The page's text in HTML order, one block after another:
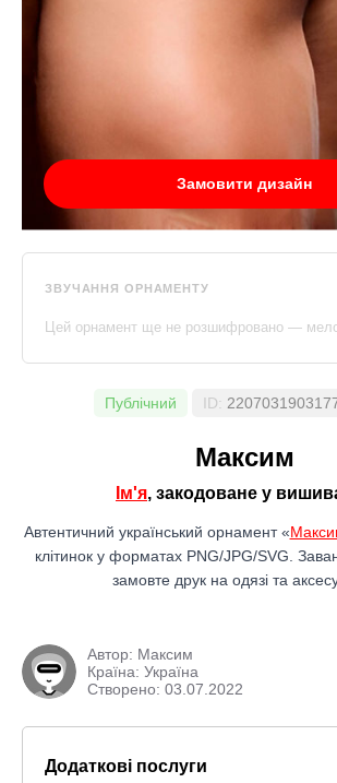
Замовити дизайн
ЗВУЧАННЯ ОРНАМЕНТУ
Цей орнамент ще не розшифровано —
Публічний ID:
Максим
Ім'я, закодоване у
Автентичний український орнамент «
клітинок у форматах PNG/JPG/SVG.
замовте друк на одязі та
Автор: Максим
Країна: Україна
Створено: 03.07.2022
Додаткові послуги